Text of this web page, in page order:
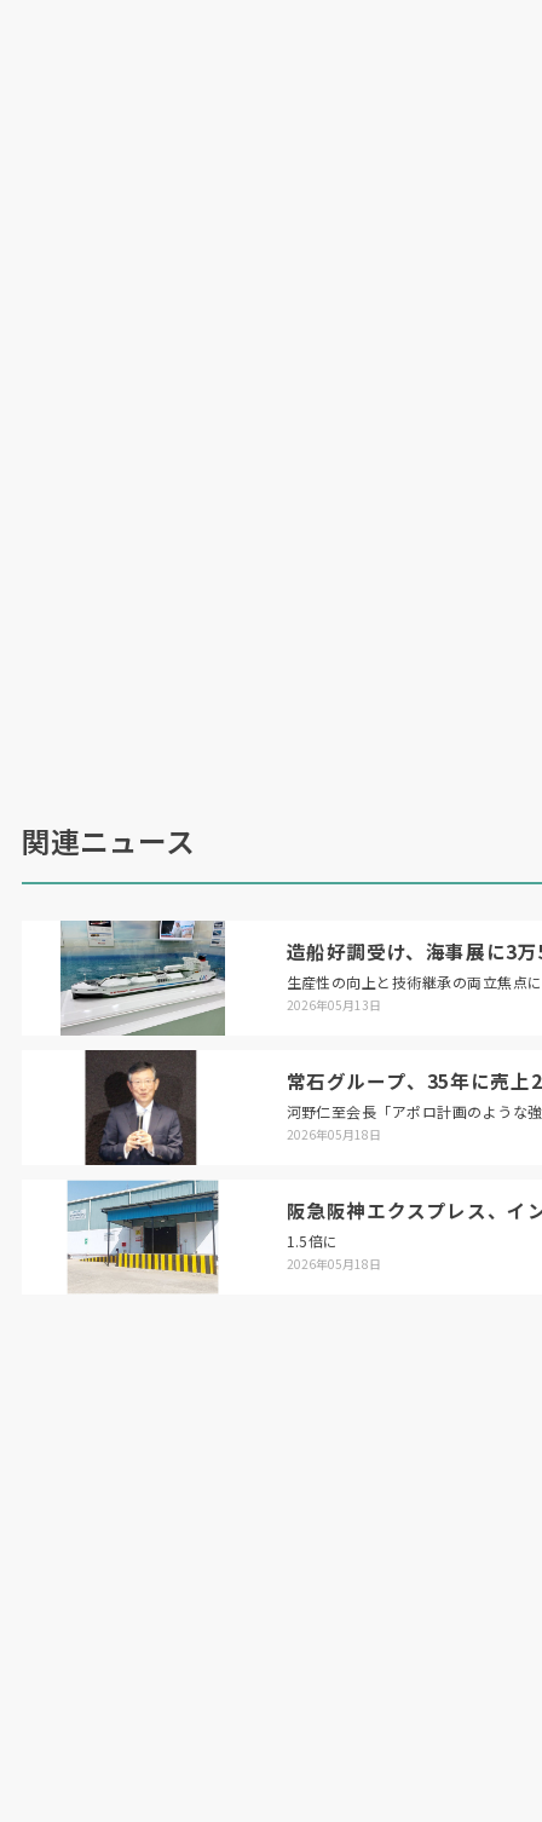
関連ニュース
造船好調受け、海事展に3
生産性の向上と技術継承の両立焦点に
2026年05月13日
常石グループ、35年に売上
河野仁至会長「アポロ計画のような
2026年05月18日
阪急阪神エクスプレス、イ
1.5倍に
2026年05月18日